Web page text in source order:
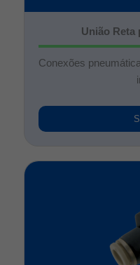
União Reta
Conexões